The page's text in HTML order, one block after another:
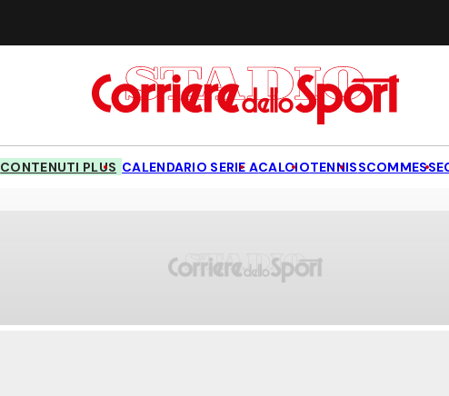
CONTENUTI PLUS CALENDARIO SERIE ACALCIOTENNISSCOMMESSE